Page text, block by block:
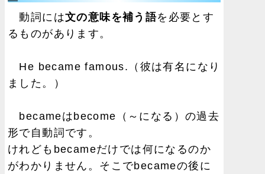
動詞には文の意味を補う語を必要とす
るものがあります。
He became famous.（彼は有名になり
ました。）
becameはbecome（～になる）の過去
形で自動詞です。
けれどもbecameだけでは何になるのか
がわかりません。そこでbecameの後に